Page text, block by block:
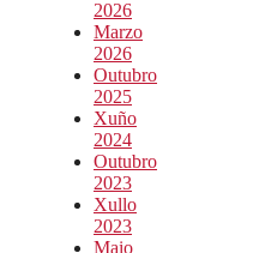
2026
Marzo
2026
Outubro
2025
Xuño
2024
Outubro
2023
Xullo
2023
Maio